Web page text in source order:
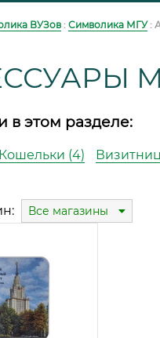
ВУЗов : Символика МГУ:
в этом разделе:
Кошельки (4)
Все магазины